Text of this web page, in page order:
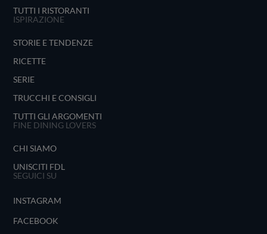
TUTTI I RISTORANTI
ISPIRAZIONE
STORIE E TENDENZE
RICETTE
SERIE
TRUCCHI E CONSIGLI
TUTTI GLI ARGOMENTI
FINE DINING LOVERS
CHI SIAMO
UNISCITI FDL
SEGUICI SU
INSTAGRAM
FACEBOOK